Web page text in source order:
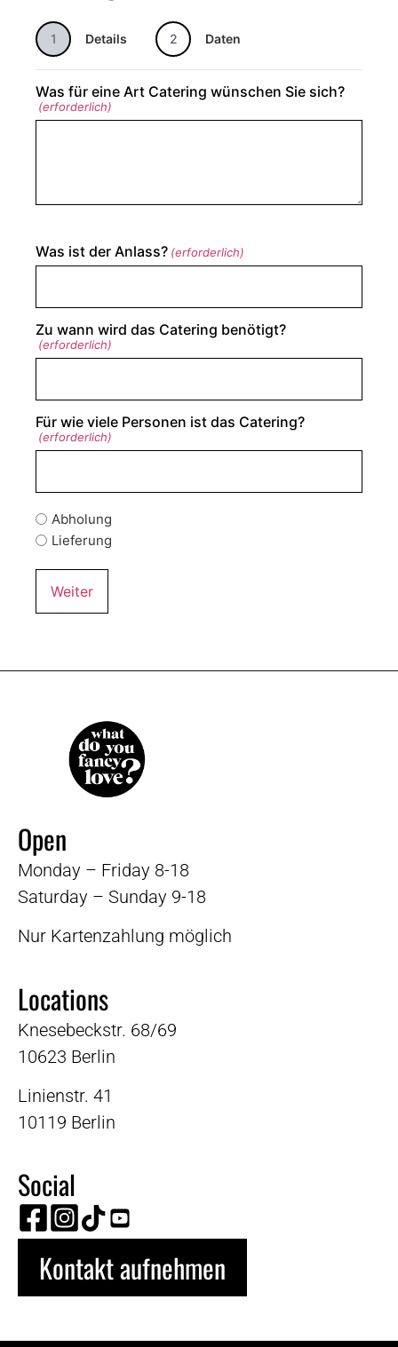
1 Details 2 Daten
Was für eine Art Catering wünschen Sie sich?
(erforderlich)
Was ist der Anlass? (erforderlich)
Zu wann wird das Catering benötigt?
(erforderlich)
Für wie viele Personen ist das Catering?
(erforderlich)
Abholung
Lieferung
Open
Monday – Friday 8-18
Saturday – Sunday 9-18
Nur Kartenzahlung möglich
Locations
Knesebeckstr. 68/69
10623 Berlin
Linienstr. 41
10119 Berlin
Social
Kontakt aufnehmen